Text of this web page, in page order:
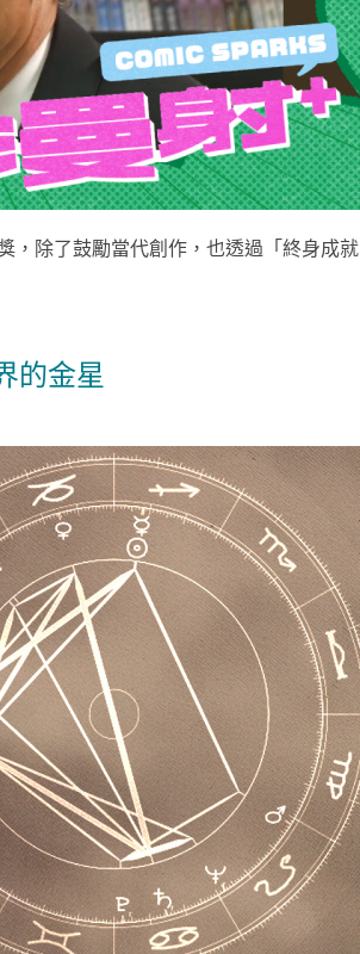
除了鼓勵當代創作，也透過「終身成就
的金星